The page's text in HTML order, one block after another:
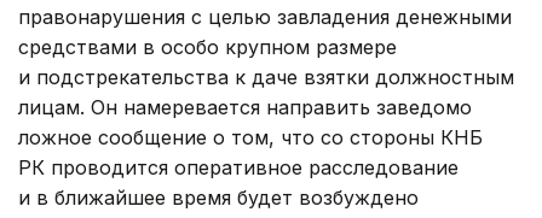
правонарушения с целью завладения денежными
средствами в особо крупном размере
и подстрекательства к даче взятки должностным
лицам. Он намеревается направить заведомо
ложное сообщение о том, что со стороны КНБ
РК проводится оперативное расследование
и в ближайшее время будет возбуждено